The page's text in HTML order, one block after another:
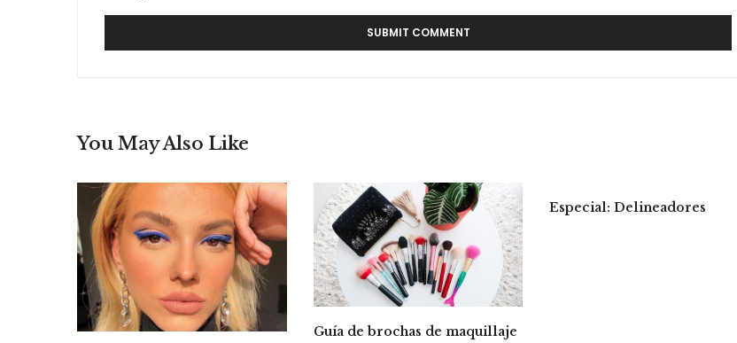
You May Also Like
Guía de brochas de maquillaje
Especial: Delineadores